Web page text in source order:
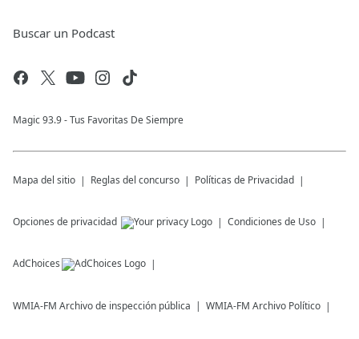
Buscar un Podcast
Magic 93.9 - Tus Favoritas De Siempre
Mapa del sitio Reglas del concurso Políticas de Privacidad
Opciones de privacidad Condiciones de Uso
AdChoices
WMIA-FM Archivo de inspección pública WMIA-FM Archivo Político